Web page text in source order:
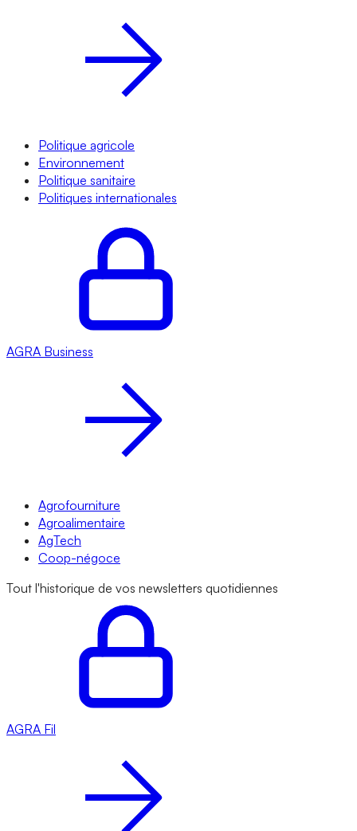
Politique agricole
Environnement
Politique sanitaire
Politiques internationales
AGRA Business
Agrofourniture
Agroalimentaire
AgTech
Coop-négoce
Tout l'historique de vos newsletters quotidiennes
AGRA Fil